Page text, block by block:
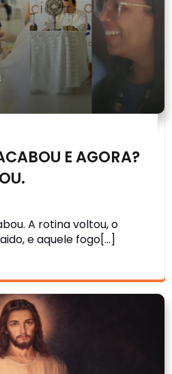
E AGORA?
A rotina voltou, o
e aquele fogo[…]